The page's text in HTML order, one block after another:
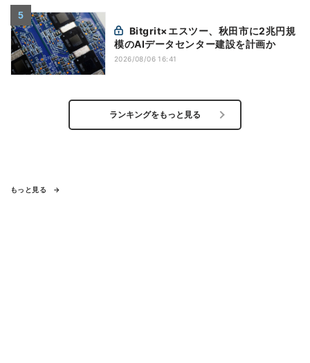
模のAIデータセンター建設を計画か
2026/08/06 16:41
ランキングをもっと見る
もっと見る